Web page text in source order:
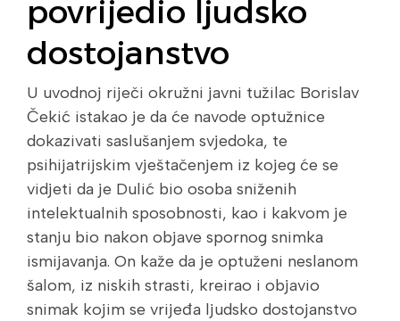
povrijedio ljudsko
dostojanstvo
U uvodnoj riječi okružni javni tužilac Borislav
Čekić istakao je da će navode optužnice
dokazivati saslušanjem svjedoka, te
psihijatrijskim vještačenjem iz kojeg će se
vidjeti da je Dulić bio osoba sniženih
intelektualnih sposobnosti, kao i kakvom je
stanju bio nakon objave spornog snimka
ismijavanja. On kaže da je optuženi neslanom
šalom, iz niskih strasti, kreirao i objavio
snimak kojim se vrijeđa ljudsko dostojanstvo